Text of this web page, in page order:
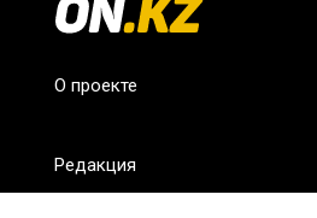
О проекте
Редакция